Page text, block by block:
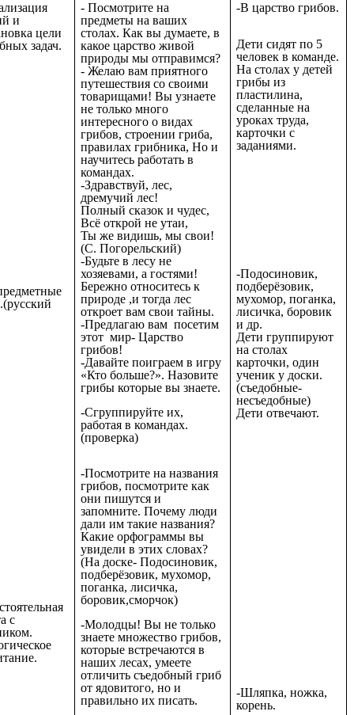
и
цели
задач.
с
- Посмотрите на
предметы на ваших
столах. Как вы думаете, в
какое царство живой
природы мы отправимся?
- Желаю вам приятного
путешествия со своими
товарищами! Вы узнаете
не только много
интересного о видах
грибов, строении гриба,
правилах грибника, Но и
научитесь работать в
командах.
-Здравствуй, лес,
дремучий лес!
Полный сказок и чудес,
Всё открой не утаи,
Ты же видишь, мы свои!
(С. Погорельский)
-Будьте в лесу не
хозяевами, а гостями!
Бережно относитесь к
природе ,и тогда лес
откроет вам свои тайны.
-Предлагаю вам посетим
этот мир- Царство
грибов!
-Давайте поиграем в игру
«Кто больше?». Назовите
грибы которые вы знаете.
-Сгруппируйте их,
работая в командах.
(проверка)
-Посмотрите на названия
грибов, посмотрите как
они пишутся и
запомните. Почему люди
дали им такие названия?
Какие орфограммы вы
увидели в этих словах?
(На доске- Подосиновик,
подберёзовик, мухомор,
поганка, лисичка,
боровик,сморчок)
-Молодцы! Вы не только
знаете множество грибов,
которые встречаются в
наших лесах, умеете
отличить съедобный гриб
от ядовитого, но и
правильно их писать.
-В царство грибов.
Дети сидят по 5
человек в команде.
На столах у детей
грибы из
пластилина,
сделанные на
уроках труда,
карточки с
заданиями.
-Подосиновик,
подберёзовик,
мухомор, поганка,
лисичка, боровик
и др.
Дети группируют
на столах
карточки, один
ученик у доски.
(съедобные-
несъедобные)
Дети отвечают.
-Шляпка, ножка,
корень.